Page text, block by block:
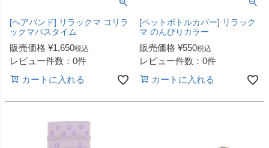
[ヘアバンド] リラックマ コリラ
ックマバスタイム
販売価格 ¥1,650税込
レビュー件数：0件
カートに入れる
[ペットボトルカバー] リラック
マ のんびりカラー
販売価格 ¥550税込
レビュー件数：0件
カートに入れる